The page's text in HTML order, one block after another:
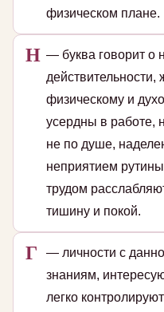
физическом плане.
Н — буква говорит о
действительности,
физическому и
усердны в работе,
не по душе,
неприятием
трудом
тишину и покой.
Г
— личности с
знаниям,
легко